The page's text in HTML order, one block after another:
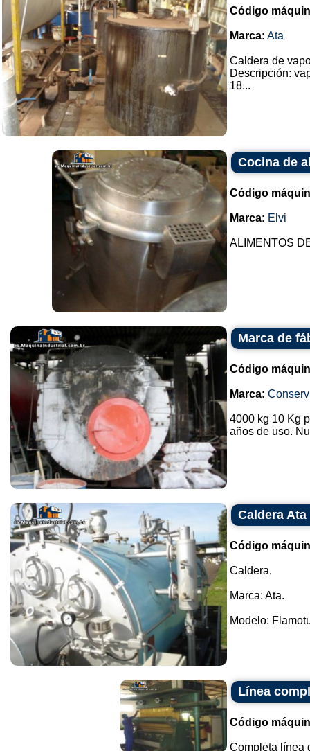
Código
Marca: Ata
Caldera de
Descripción:
18...
Cocina de
Código
Marca: Elvi
ALIMENTOS
Marca de
Código
Marca:
4000 kg 10 Kg
años de uso.
Caldera Ata
Código
Caldera.
Marca: Ata.
Modelo:
Línea
Código
Completa línea